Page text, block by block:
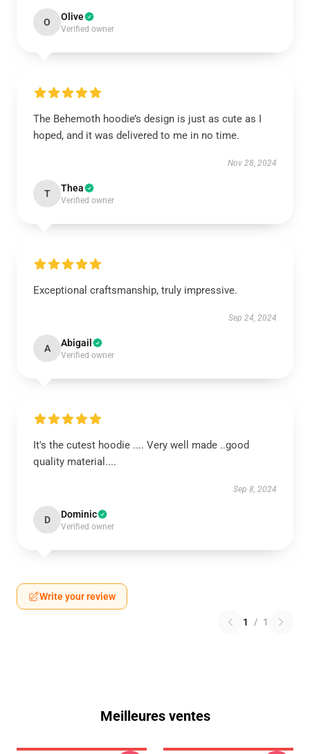
O Olive
Verified owner
The Behemoth hoodie’s design is just as cute as I
hoped, and it was delivered to me in no time.
Nov 28, 2024
T Thea
Verified owner
Exceptional craftsmanship, truly impressive.
Sep 24, 2024
A Abigail
Verified owner
It's the cutest hoodie .... Very well made ..good
quality material....
Sep 8, 2024
D Dominic
Verified owner
Write your review
1 / 1
Meilleures ventes